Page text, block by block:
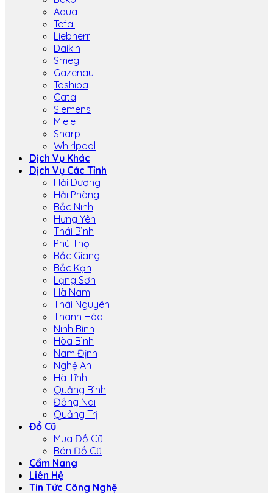
Aqua
Tefal
Liebherr
Daikin
Smeg
Gazenau
Toshiba
Cata
Siemens
Miele
Sharp
Whirlpool
Dịch Vụ Khác
Dịch Vụ Các Tỉnh
Hải Dương
Hải Phòng
Bắc Ninh
Hưng Yên
Thái Bình
Phú Thọ
Bắc Giang
Bắc Kạn
Lạng Sơn
Hà Nam
Thái Nguyên
Thanh Hóa
Ninh Bình
Hòa Bình
Nam Định
Nghệ An
Hà Tĩnh
Quảng Bình
Đồng Nai
Quảng Trị
Đồ Cũ
Mua Đồ Cũ
Bán Đồ Cũ
Cẩm Nang
Liên Hệ
Tin Tức Công Nghệ